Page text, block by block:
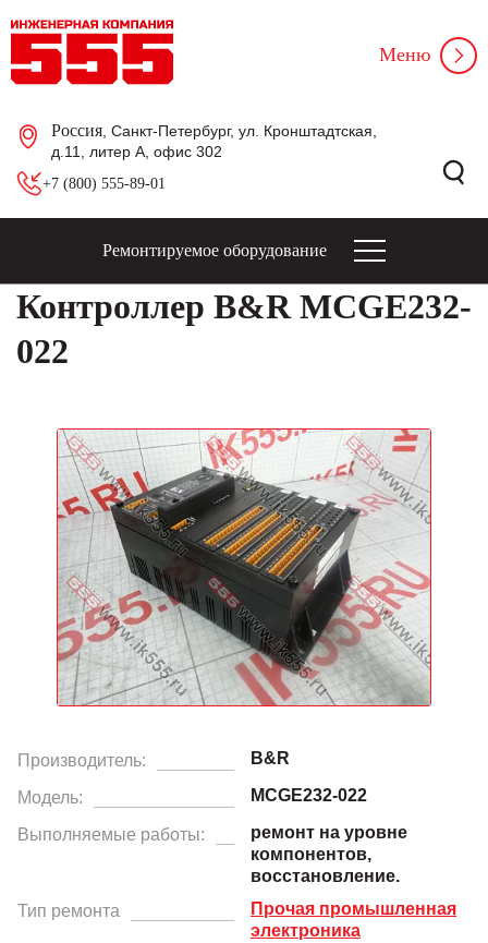
Россия , Санкт-Петербург, ул. Кронштадтская,
д.11, литер А, офис 302
+7 (800) 555-89-01
Меню
Ремонтируемое оборудование
Контроллер B&R MCGE232-
022
Производитель: B&R
Модель: MCGE232-022
Выполняемые работы:
ремонт на уровне
компонентов,
восстановление.
Тип ремонта
Прочая промышленная
электроника